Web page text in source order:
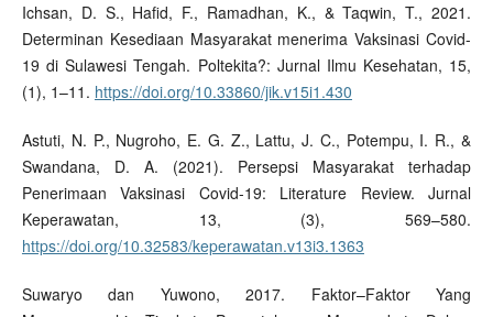
Ichsan, D. S., Hafid, F., Ramadhan, K., & Taqwin, T., 2021.
Determinan Kesediaan Masyarakat menerima Vaksinasi Covid-
19 di Sulawesi Tengah. Poltekita?: Jurnal Ilmu Kesehatan, 15,
(1), 1–11. https://doi.org/10.33860/jik.v15i1.430
Astuti, N. P., Nugroho, E. G. Z., Lattu, J. C., Potempu, I. R., &
Swandana, D. A. (2021). Persepsi Masyarakat terhadap
Penerimaan Vaksinasi Covid-19: Literature Review. Jurnal
Keperawatan, 13, (3), 569–580.
https://doi.org/10.32583/keperawatan.v13i3.1363
Suwaryo dan Yuwono, 2017. Faktor–Faktor Yang